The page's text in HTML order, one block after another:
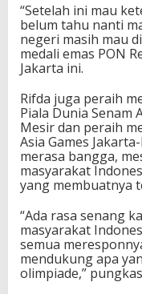
“Setelah ini mau
belum tahu nanti
negeri masih mau
medali emas PON
Jakarta ini.
Rifda juga peraih
Piala Dunia Senam
Mesir dan peraih
Asia Games
merasa bangga,
masyarakat
yang membuatnya
“Ada rasa senang
masyarakat
semua
mendukung apa
olimpiade,”